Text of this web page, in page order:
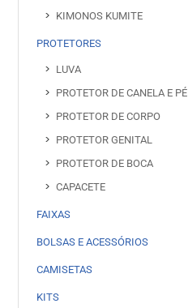
KIMONOS KUMITE
PROTETORES
LUVA
PROTETOR DE CANELA E PÉ
PROTETOR DE CORPO
PROTETOR GENITAL
PROTETOR DE BOCA
CAPACETE
FAIXAS
BOLSAS E ACESSÓRIOS
CAMISETAS
KITS